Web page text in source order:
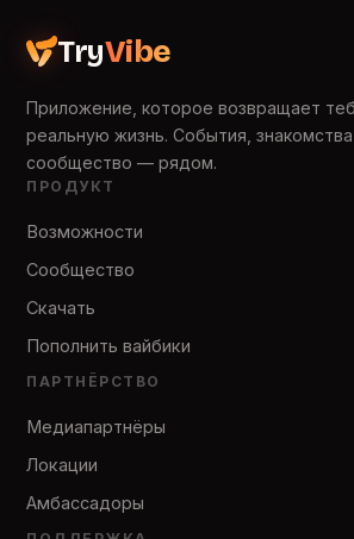
TryVibe
Приложение, которое возвращает
реальную жизнь. События,
сообщество — рядом.
ПРОДУКТ
Возможности
Сообщество
Скачать
Пополнить вайбики
ПАРТНЁРСТВО
Медиапартнёры
Локации
Амбассадоры